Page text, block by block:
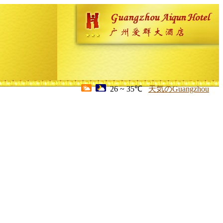
26 ~ 35℃ 天気のGuangzhou